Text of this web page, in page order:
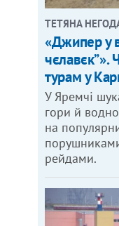
ТЕТЯНА
«Джипер у
чєлавєк”».
турам у
У Яремчі
гори й
на
рейдами.